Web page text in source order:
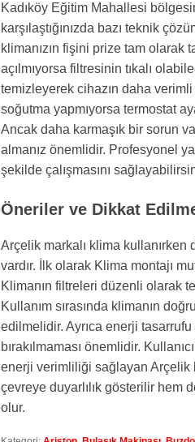
Kadıköy Eğitim Mahallesi
karşılaştığınızda bazı teknik
klimanızın fişini prize tam olarak
açılmıyorsa filtresinin tıkalı
temizleyerek cihazın daha verimli
soğutma yapmıyorsa termostat
Ancak daha karmaşık bir sorun
almanız önemlidir. Profesyonel
şekilde çalışmasını
Öneriler ve Dikkat
Arçelik markalı klima
vardır. İlk olarak Klima montajı
Klimanın filtreleri düzenli olarak
Kullanım sırasında klimanın
edilmelidir. Ayrıca enerji
bırakılmaması önemlidir.
enerji verimliliği sağlayan Arçelik
çevreye duyarlılık gösterilir hem
olur.